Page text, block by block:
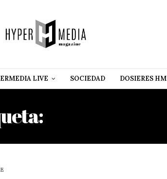
LIVE SOCIEDAD DOSIERES HM